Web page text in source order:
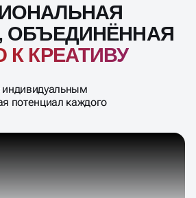
ОБЪЕДИНЁННАЯ
К КРЕАТИВУ
потенциал каждого